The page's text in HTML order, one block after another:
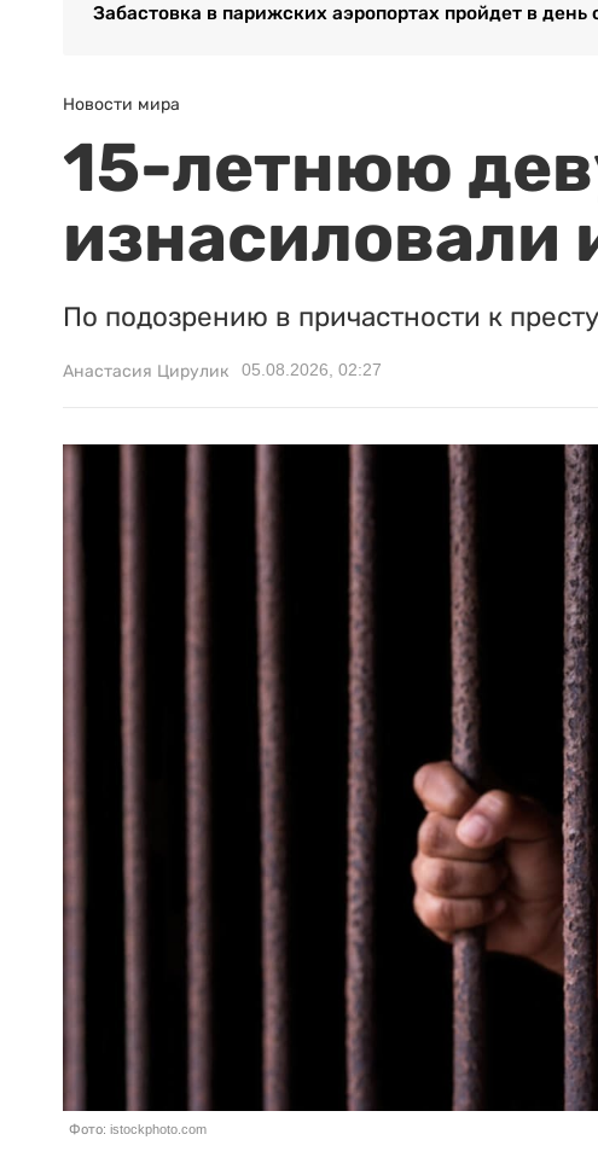
Забастовка в парижских аэропортах пройдет в
Новости мира
15-летнюю
изнасиловали
По подозрению в причастности к
Анастасия Цирулик 05.08.2026, 02:27
Фото: istockphoto.com